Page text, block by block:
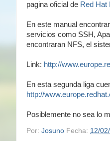
pagina oficial de Red Hat
En este manual
servicios como SSH,
encontraran NFS, el
Link: http://
En esta segunda liga
http://
Posiblemente no sea lo
Por: Josuno Fecha: 12/